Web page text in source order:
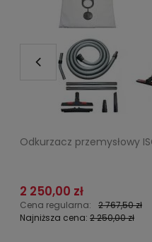
Odkurzacz przemysłowy
2 250,00 zł
Cena regularna:
2 767,50 zł
Najniższa cena: 2 250,00 zł